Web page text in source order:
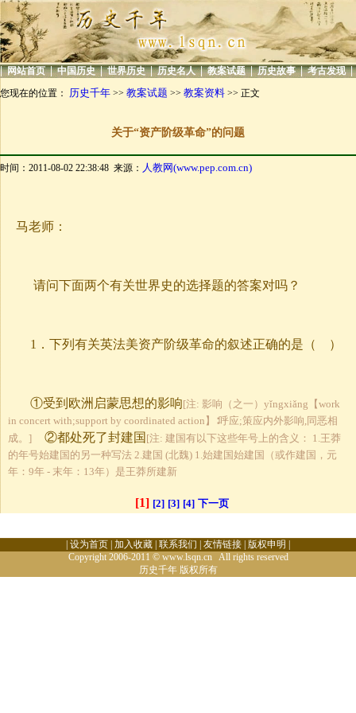
| 网站首页 | 中国历史 | 世界历史 | 历史名人 | 教案试题 | 历史故事 | 考古发现 |
您现在的位置： 历史千年 >> 教案试题 >> 教案资料 >> 正文
关于“资产阶级革命”的问题
时间：2011-08-02 22:38:48 来源： 人教网(www.pep.com.cn)
马老师：
请问下面两个有关世界史的选择题的答案对吗？
1． 下列有关英法美资产阶级革命的叙述正确的是（ ）
①受到欧洲启蒙思想的影响[注: 影响（之一）yǐngxiǎng【work
in concert with;support by coordinated action】∶呼应;策应内外影响,同恶相
成。] ②都处死了封建国 [注: 建国有以下这些年号上的含义： 1.王莽
的年号始建国的另一种写法 2.建国 (北魏) 1.始建国始建国（或作建国，元
年：9年 - 末年：13年）是王莽所建新
[1] [2] [3] [4] 下一页
设为首页 加入收藏 联系我们 友情链接 版权申明
Copyright 2006-2011 © www.lsqn.cn All rights reserved
历史千年版权所有